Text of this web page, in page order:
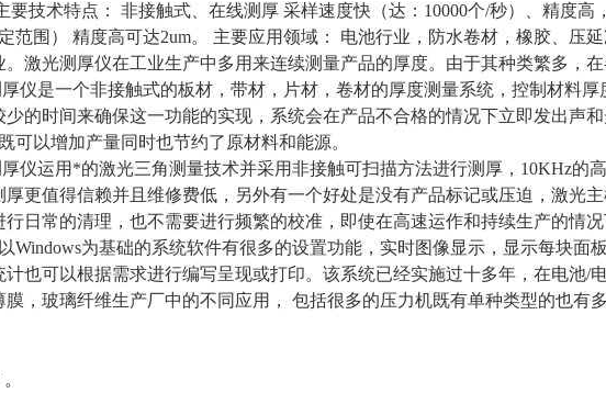
要技术特点： 非接触式、在线测厚 采样速度快（达：10000个/秒）、精度高
范围） 精度高可达2um。 主要应用领域： 电池行业，防水卷材，橡胶、压
。激光测厚仪在工业生产中多用来连续测量产品的厚度。由于其种类繁多，
仪是一个非接触式的板材，带材，片材，卷材的厚度测量系统，控制材料
的时间来确保这一功能的实现，系统会在产品不合格的情况下立即发出声
可以增加产量同时也节约了原材料和能源。
仪运用*的激光三角测量技术并采用非接触可扫描方法进行测厚，10KHz的
更值得信赖并且维修费低，另外有一个好处是没有产品标记或压迫，激光
行日常的清理，也不需要进行频繁的校准，即使在高速运作和持续生产的情
Windows为基础的系统软件有很多的设置功能，实时图像显示，显示每块面
计也可以根据需求进行编写呈现或打印。该系统已经实施过十多年，在电池/
膜，玻璃纤维生产厂中的不同应用， 包括很多的压力机既有单种类型的也有